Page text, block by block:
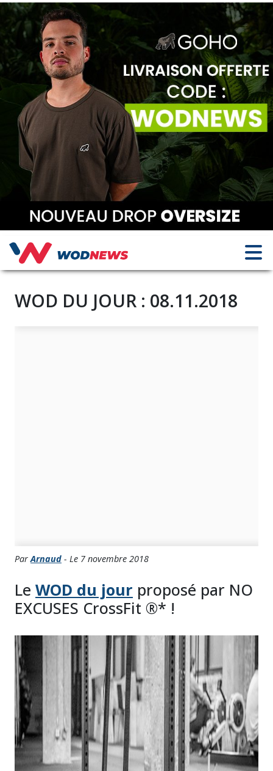
WOD DU JOUR : 08.11.2018
ParArnaud - Le 7 novembre 2018
Le WOD du jour proposé par NO
EXCUSES CrossFit ®* !